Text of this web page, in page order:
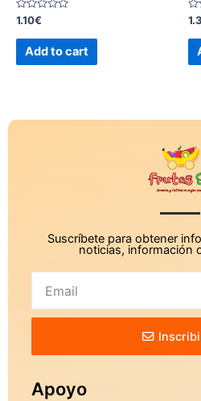
Rated
out
1.10€
Add to cart
Suscríbete para obtener
noticias, información
Apoyo